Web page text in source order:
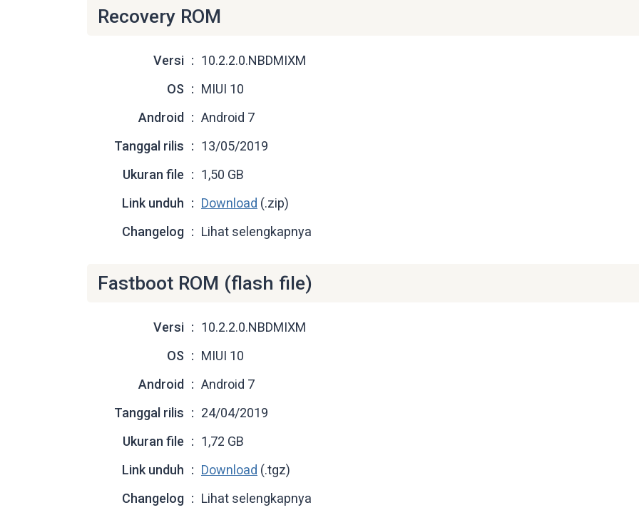
Recovery ROM
Versi
10.2.2.0.NBDMIXM
OS
MIUI 10
Android
Android 7
Tanggal rilis
13/05/2019
Ukuran file
1,50 GB
Link unduh
Download (.zip)
Changelog
Lihat selengkapnya
Fastboot ROM (flash file)
Versi
10.2.2.0.NBDMIXM
OS
MIUI 10
Android
Android 7
Tanggal rilis
24/04/2019
Ukuran file
1,72 GB
Link unduh
Download (.tgz)
Changelog
Lihat selengkapnya